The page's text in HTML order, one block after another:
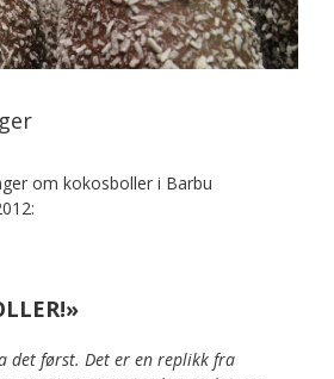
om kokosboller i Barbu
det først. Det er en replikk fra